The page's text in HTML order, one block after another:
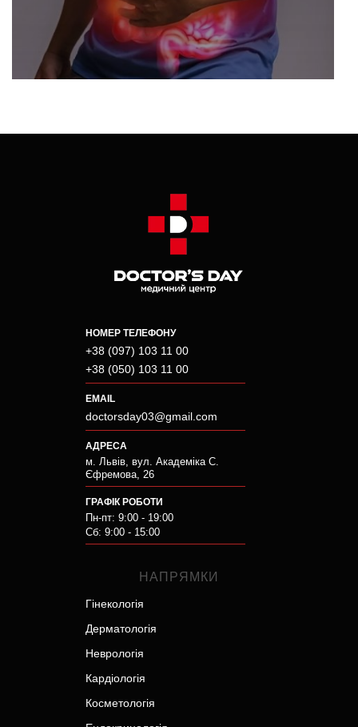
НОМЕР ТЕЛЕФОНУ
+38 (097) 103 11 00
+38 (050) 103 11 00
EMAIL
doctorsday03@gmail.com
АДРЕСА
м. Львів, вул. Академіка С.
Єфремова, 26
ГРАФІК РОБОТИ
Пн-пт: 9:00 - 19:00
Сб: 9:00 - 15:00
НАПРЯМКИ
Гінекологія
Дерматологія
Неврологія
Кардіологія
Косметологія